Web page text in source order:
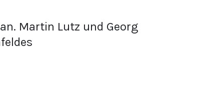
Martin Lutz und Georg